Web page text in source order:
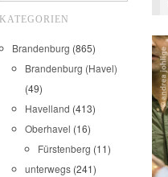
KATEGORIEN
Brandenburg (865)
Brandenburg (Havel)
(49)
Havelland (413)
Oberhavel (16)
Fürstenberg (11)
unterwegs (241)